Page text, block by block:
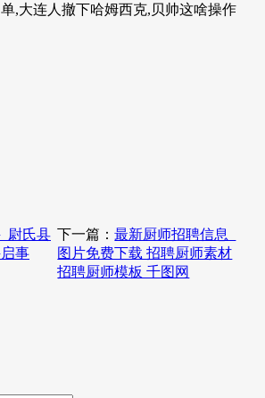
,大连人撤下哈姆西克,贝帅这啥操作
尉氏县
事
下一篇：最新厨师招聘信息_
图片免费下载 招聘厨师素材
招聘厨师模板 千图网